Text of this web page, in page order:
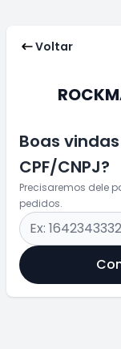
Voltar
Boas vindas
CPF/CNPJ?
Precisaremos dele
pedidos.